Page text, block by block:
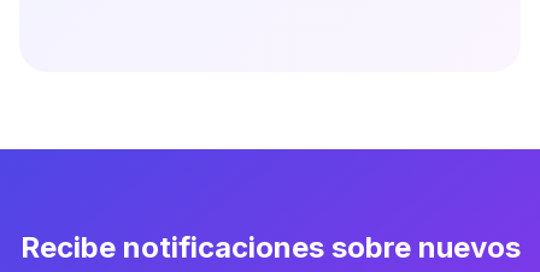
Recibe notificaciones sobre nuevos